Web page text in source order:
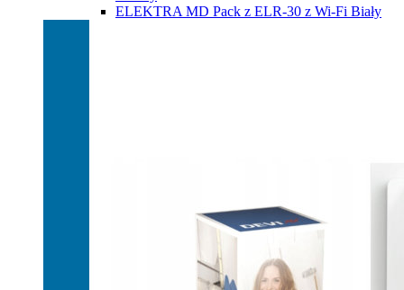
ELEKTRA MD Pack z ELR-30 z Wi-Fi Biały